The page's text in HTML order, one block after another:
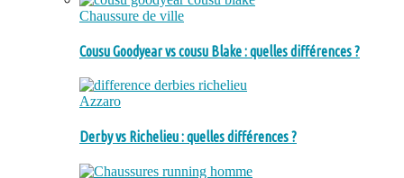
Chaussure de ville
Cousu Goodyear vs cousu Blake : quelles différences ?
Azzaro
Derby vs Richelieu : quelles différences ?